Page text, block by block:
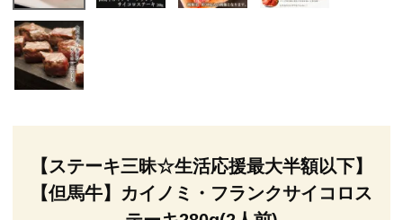
【ステーキ三昧☆生活応援最大半額以下】
【但馬牛】カイノミ・フランクサイコロス